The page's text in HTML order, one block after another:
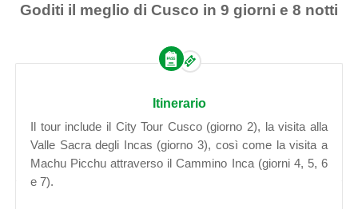
Goditi il meglio di Cusco in 9 giorni e 8 notti
Itinerario
Il tour include il City Tour Cusco (giorno 2), la visita alla
Valle Sacra degli Incas (giorno 3), così come la visita a
Machu Picchu attraverso il Cammino Inca (giorni 4, 5, 6
e 7).